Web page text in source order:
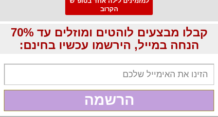
הקרוב
קבלו מבצעים לוהטים ומוזלים עד 70%
הנחה במייל, הירשמו עכשיו בחינם:
הרשמה